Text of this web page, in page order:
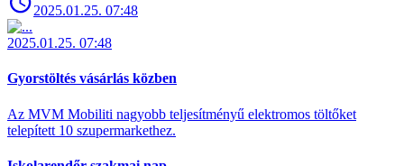
2025.01.25. 07:48
2025.01.25. 07:48
Gyorstöltés vásárlás közben
Az MVM Mobiliti nagyobb teljesítményű elektromos töltőket
telepített 10 szupermarkethez.